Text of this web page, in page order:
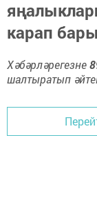
карап
Хәбәрләрегезне
шалтыратып